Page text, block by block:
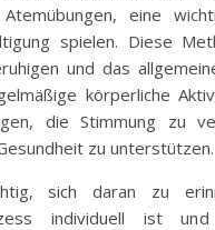
eine
spielen. Diese
und das
körperliche
die Stimmung zu
zu unterstützen.
sich daran zu
individuell ist